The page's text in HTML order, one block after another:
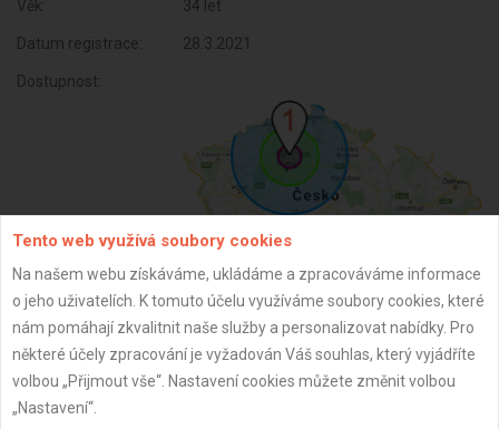
Věk: 34 let
Datum registrace: 28.3.2021
Dostupnost:
Tento web využívá soubory cookies
Na našem webu získáváme, ukládáme a zpracováváme informace
o jeho uživatelích. K tomuto účelu využíváme soubory cookies, které
nám pomáhají zkvalitnit naše služby a personalizovat nabídky. Pro
některé účely zpracování je vyžadován Váš souhlas, který vyjádříte
volbou „Přijmout vše“. Nastavení cookies můžete změnit volbou
„Nastavení“.